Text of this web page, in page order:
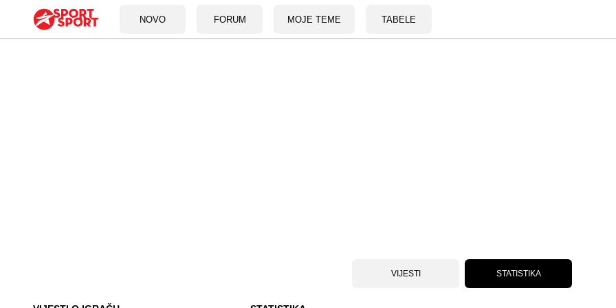
NOVO FORUM MOJE TEME TABELE
VIJESTI STATISTIKA